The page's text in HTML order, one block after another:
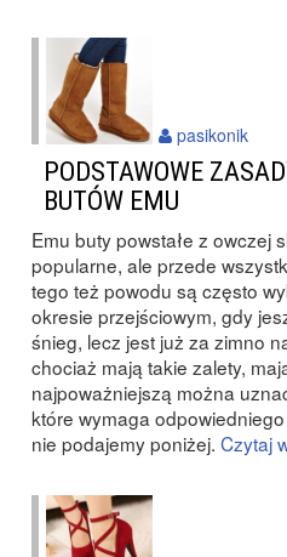
PODSTAWOWE
BUTÓW EMU
Emu buty powstałe z owczej
popularne, ale przede
tego też powodu są często
okresie przejściowym, gdy
śnieg, lecz jest już za zimno
chociaż mają takie zalety,
najpoważniejszą można
które wymaga
nie podajemy poniżej. Czytaj
pasikonik